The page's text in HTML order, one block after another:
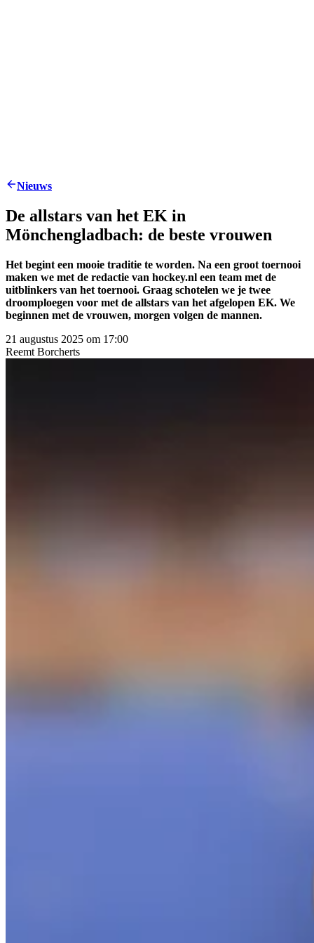
Nieuws
De allstars van het EK in
Mönchengladbach: de beste vrouwen
Het begint een mooie traditie te worden. Na een groot toernooi
maken we met de redactie van hockey.nl een team met de
uitblinkers van het toernooi. Graag schotelen we je twee
droomploegen voor met de allstars van het afgelopen EK. We
beginnen met de vrouwen, morgen volgen de mannen.
21 augustus 2025 om 17:00
Reemt Borcherts